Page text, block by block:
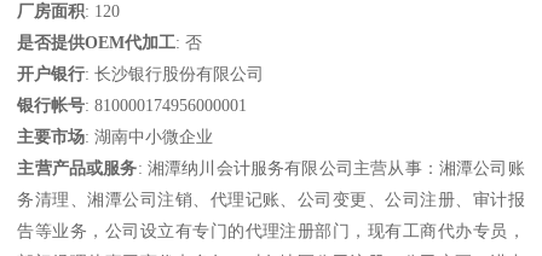
厂房面积: 120
是否提供OEM代加工: 否
开户银行: 长沙银行股份有限公司
银行帐号: 810000174956000001
主要市场: 湖南中小微企业
主营产品或服务: 湘潭纳川会计服务有限公司主营从事：湘潭公司账
务清理、湘潭公司注销、代理记账、公司变更、公司注册、审计报
告等业务，公司设立有专门的代理注册部门，现有工商代办专员，